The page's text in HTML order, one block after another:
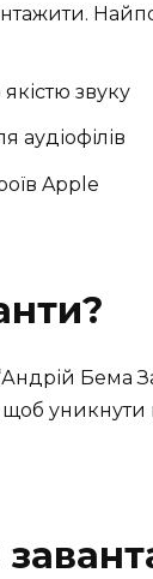
звуку
аудіофілів
Apple
Бема